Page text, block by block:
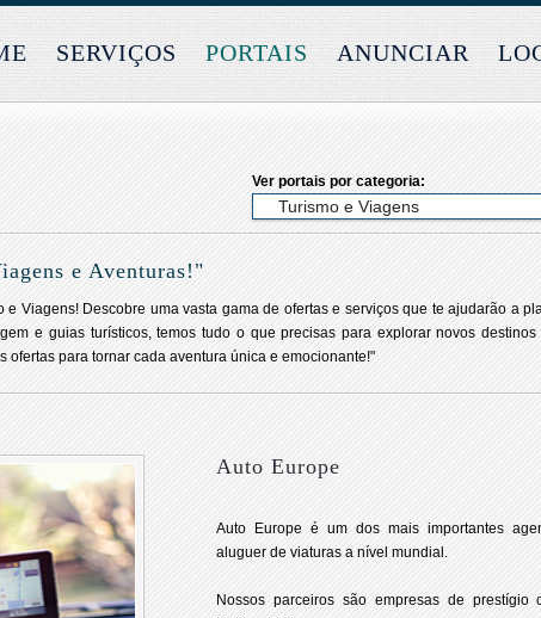
SERVIÇOS PORTAIS ANUNCIAR
Ver portais por categoria:
e Aventuras!"
Viagens! Descobre uma vasta gama de ofertas e serviços que te ajudarão a
e guias turísticos, temos tudo o que precisas para explorar novos
para tornar cada aventura única e emocionante!"
Auto Europe
Auto Europe é um dos mais importantes
aluguer de viaturas a nível mundial.
Nossos parceiros são empresas de prestígio